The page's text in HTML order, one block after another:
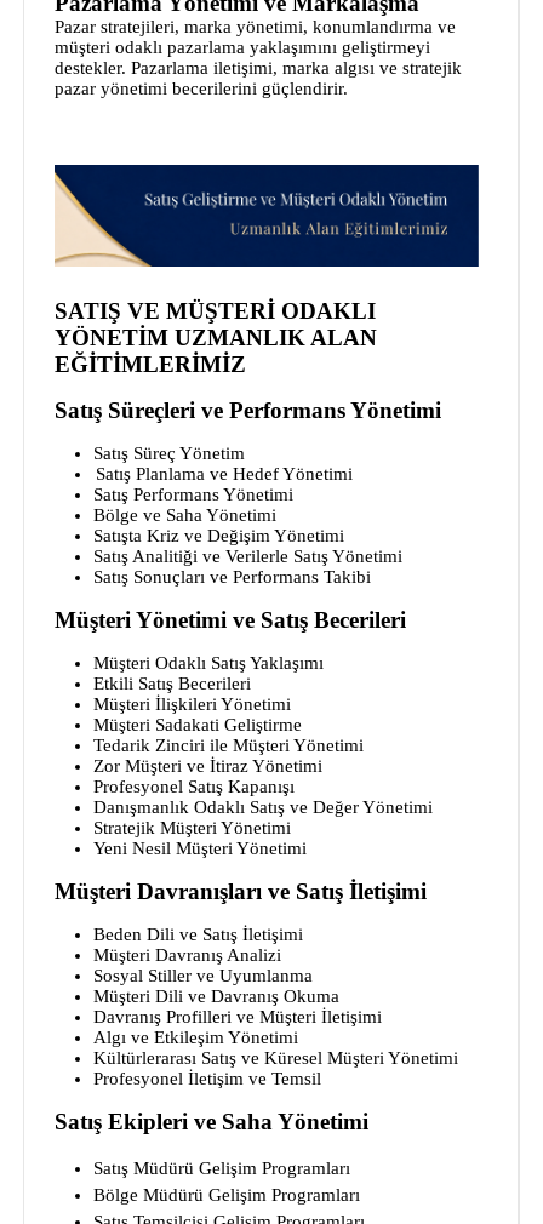
Pazar stratejileri, marka yönetimi, konumlandırma ve
müşteri odaklı pazarlama yaklaşımını geliştirmeyi
destekler. Pazarlama iletişimi, marka algısı ve stratejik
pazar yönetimi becerilerini güçlendirir.
SATIŞ VE MÜŞTERİ ODAKLI
YÖNETİM UZMANLIK ALAN
EĞİTİMLERİMİZ
Satış Süreçleri ve Performans Yönetimi
Satış Süreç Yönetim
Satış Planlama ve Hedef Yönetimi
Satış Performans Yönetimi
Bölge ve Saha Yönetimi
Satışta Kriz ve Değişim Yönetimi
Satış Analitiği ve Verilerle Satış Yönetimi
Satış Sonuçları ve Performans Takibi
Müşteri Yönetimi ve Satış Becerileri
Müşteri Odaklı Satış Yaklaşımı
Etkili Satış Becerileri
Müşteri İlişkileri Yönetimi
Müşteri Sadakati Geliştirme
Tedarik Zinciri ile Müşteri Yönetimi
Zor Müşteri ve İtiraz Yönetimi
Profesyonel Satış Kapanışı
Danışmanlık Odaklı Satış ve Değer Yönetimi
Stratejik Müşteri Yönetimi
Yeni Nesil Müşteri Yönetimi
Müşteri Davranışları ve Satış İletişimi
Beden Dili ve Satış İletişimi
Müşteri Davranış Analizi
Sosyal Stiller ve Uyumlanma
Müşteri Dili ve Davranış Okuma
Davranış Profilleri ve Müşteri İletişimi
Algı ve Etkileşim Yönetimi
Kültürlerarası Satış ve Küresel Müşteri Yönetimi
Profesyonel İletişim ve Temsil
Satış Ekipleri ve Saha Yönetimi
Satış Müdürü Gelişim Programları
Bölge Müdürü Gelişim Programları